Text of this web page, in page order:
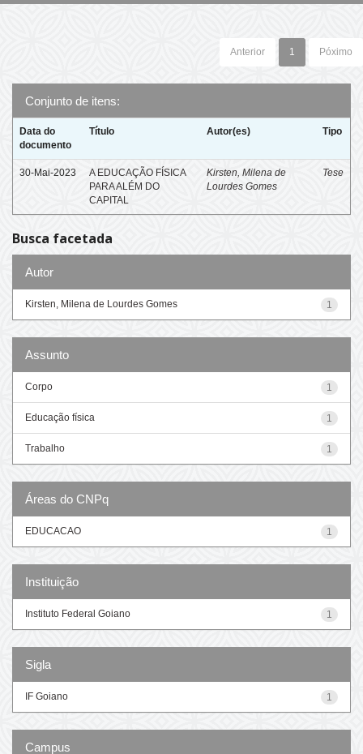
Anterior 1 Póximo
Conjunto de itens:
Data do
documento
Título Autor(es) Tipo
30-Mai-2023
A EDUCAÇÃO FÍSICA
PARA ALÉM DO
CAPITAL
Kirsten, Milena de
Lourdes Gomes
Tese
Busca facetada
Autor
1
Kirsten, Milena de Lourdes Gomes
Assunto
1
Corpo
1
Educação física
1
Trabalho
Áreas do CNPq
1
EDUCACAO
Instituição
1
Instituto Federal Goiano
Sigla
1
IF Goiano
Campus